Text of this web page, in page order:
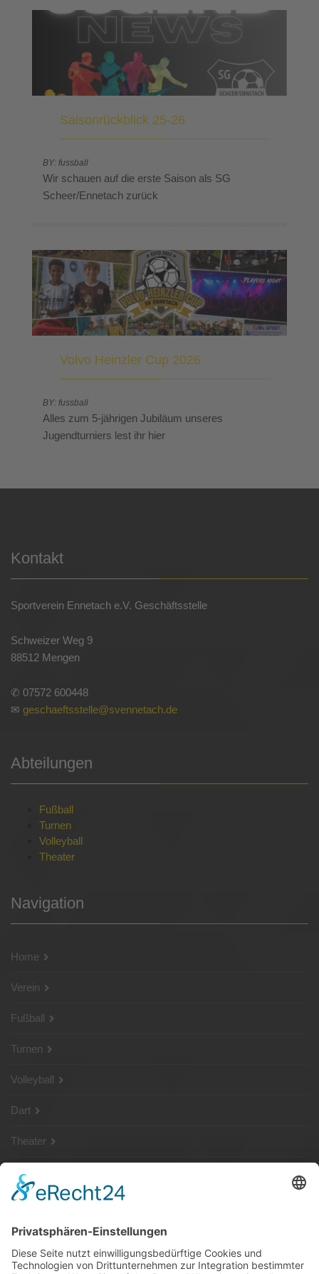
Saisonrückblick 25-26
BY: fussball
Wir schauen auf die erste Saison als SG
Scheer/Ennetach zurück
Volvo Heinzler Cup 2026
BY: fussball
Alles zum 5-jährigen Jubiläum unseres
Jugendturniers lest ihr hier
Kontakt
Sportverein Ennetach e.V. Geschäftsstelle
Schweizer Weg 9
88512 Mengen
✆ 07572 600448
✉ geschaeftsstelle@svennetach.de
Abteilungen
Fußball
Turnen
Volleyball
Theater
Navigation
Home
Verein
Fußball
Turnen
Volleyball
Dart
Theater
SG Shop
Sponsoren
Kontakt